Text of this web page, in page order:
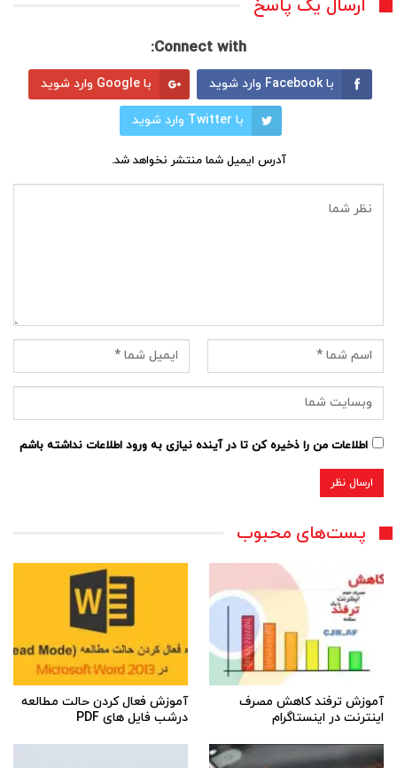
ارسال یک پاسخ
Connect with:
با Facebook وارد شوید با Google وارد شوید
با Twitter وارد شوید
آدرس ایمیل شما منتشر نخواهد شد.
اطلاعات من را ذخیره کن تا در آینده نیازی به ورود اطلاعات نداشته باشم
پست‌های محبوب
آموزش ترفند کاهش مصرف
اینترنت در اینستاگرام
آموزش فعال کردن حالت مطالعه
درشب فایل های PDF